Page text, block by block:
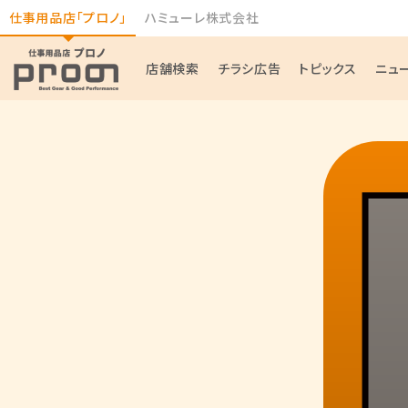
仕事用品店「プロノ」 ハミューレ株式会社
店舗検索 チラシ広告 トピックス ニュ